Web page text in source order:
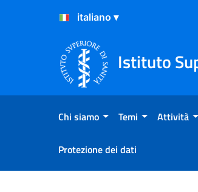
Salta al Contenuto
Salta al Footer
Istituto
Chi siamo Temi Attività
Protezione dei dati